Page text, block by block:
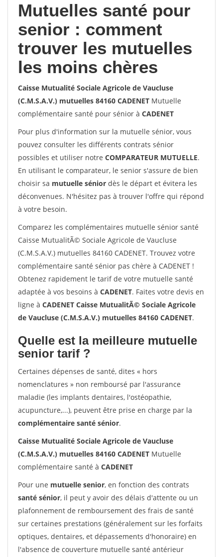
Mutuelles santé pour
senior : comment
trouver les mutuelles
les moins chères
Caisse Mutualité Sociale Agricole de Vaucluse
(C.M.S.A.V.) mutuelles 84160 CADENET Mutuelle
complémentaire santé pour sénior à CADENET
Pour plus d'information sur la mutuelle sénior, vous
pouvez consulter les différents contrats sénior
possibles et utiliser notre COMPARATEUR MUTUELLE.
En utilisant le comparateur, le senior s'assure de bien
choisir sa mutuelle sénior dès le départ et évitera les
déconvenues. N'hésitez pas à trouver l'offre qui répond
à votre besoin.
Comparez les complémentaires mutuelle sénior santé
Caisse MutualitÃ© Sociale Agricole de Vaucluse
(C.M.S.A.V.) mutuelles 84160 CADENET. Trouvez votre
complémentaire santé sénior pas chère à CADENET !
Obtenez rapidement le tarif de votre mutuelle santé
adaptée à vos besoins à CADENET. Faites votre devis en
ligne à CADENET Caisse MutualitÃ© Sociale Agricole
de Vaucluse (C.M.S.A.V.) mutuelles 84160 CADENET.
Quelle est la meilleure mutuelle
senior tarif ?
Certaines dépenses de santé, dites « hors
nomenclatures » non remboursé par l'assurance
maladie (les implants dentaires, l'ostéopathie,
acupuncture,...), peuvent être prise en charge par la
complémentaire santé sénior.
Caisse Mutualité Sociale Agricole de Vaucluse
(C.M.S.A.V.) mutuelles 84160 CADENET Mutuelle
complémentaire santé à CADENET
Pour une mutuelle senior, en fonction des contrats
santé sénior, il peut y avoir des délais d'attente ou un
plafonnement de remboursement des frais de santé
sur certaines prestations (généralement sur les forfaits
optiques, dentaires, et dépassements d'honoraire) en
l'absence de couverture mutuelle santé antérieur